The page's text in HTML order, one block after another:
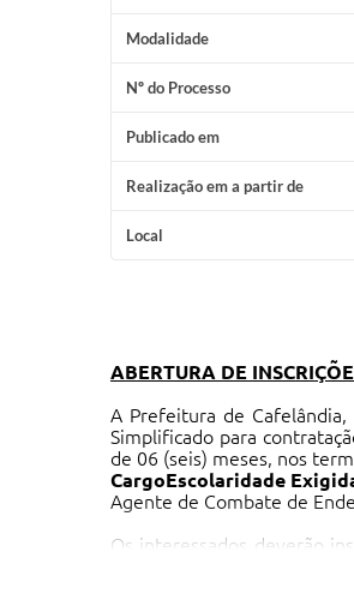
Modalidade
Nº do Processo
Publicado em
Realização em a partir de
Local
ABERTURA DE
A Prefeitura de
Simplificado para
de 06 (seis) meses, nos
CargoEscolaridade
Agente de Combate de
Os interessados deverão
Municipal de Cafelândia,
O Edital de Processo